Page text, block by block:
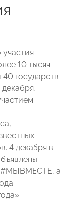
10 тысяч
40 государств
4 декабря в
#МЫВМЕСТЕ, а